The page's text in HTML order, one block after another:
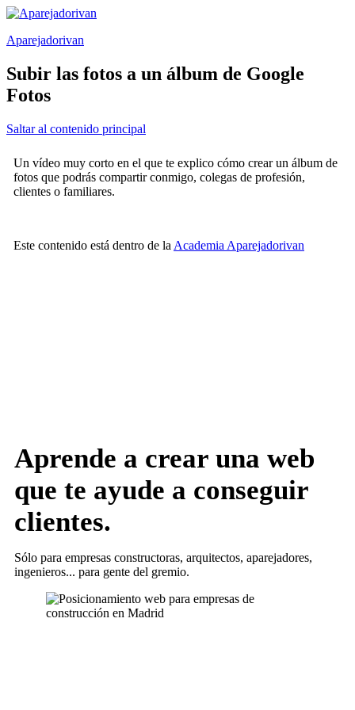
Saltar
contenido
Aparejadorivan
Subir las fotos a un álbum de Google
Fotos
Saltar al contenido principal
Un vídeo muy corto en el que te explico cómo crear un álbum de
fotos que podrás compartir conmigo, colegas de profesión,
clientes o familiares.
Este contenido está dentro de la Academia Aparejadorivan
Aprende a crear una web
que te ayude a conseguir
clientes.
Sólo para empresas constructoras, arquitectos, aparejadores,
ingenieros... para gente del gremio.